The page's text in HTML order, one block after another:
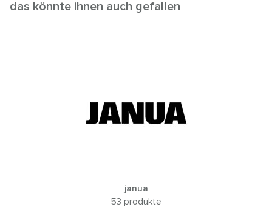
das könnte ihnen auch gefallen
janua
53 produkte